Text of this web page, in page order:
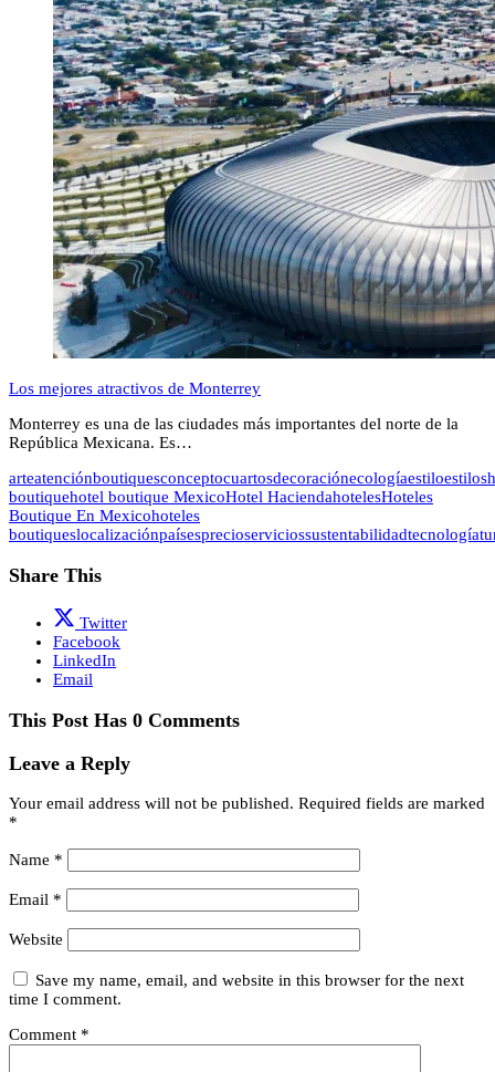
Los mejores atractivos de Monterrey
Monterrey es una de las ciudades más importantes del norte de la
República Mexicana. Es…
arteatenciónboutiquesconceptocuartosdecoraciónecologíaestiloestilos
boutiquehotel boutique MexicoHotel HaciendahotelesHoteles
Boutique En Mexicohoteles
boutiqueslocalizaciónpaísesprecioserviciossustentabilidadtecnología
Share This
Twitter
Facebook
LinkedIn
Email
This Post Has 0 Comments
Leave a Reply
Your email address will not be published. Required fields are marked
*
Name *
Email *
Website
Save my name, email, and website in this browser for the next
time I comment.
Comment *